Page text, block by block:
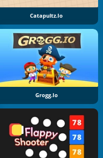
Catapultz.io
Grogg.io